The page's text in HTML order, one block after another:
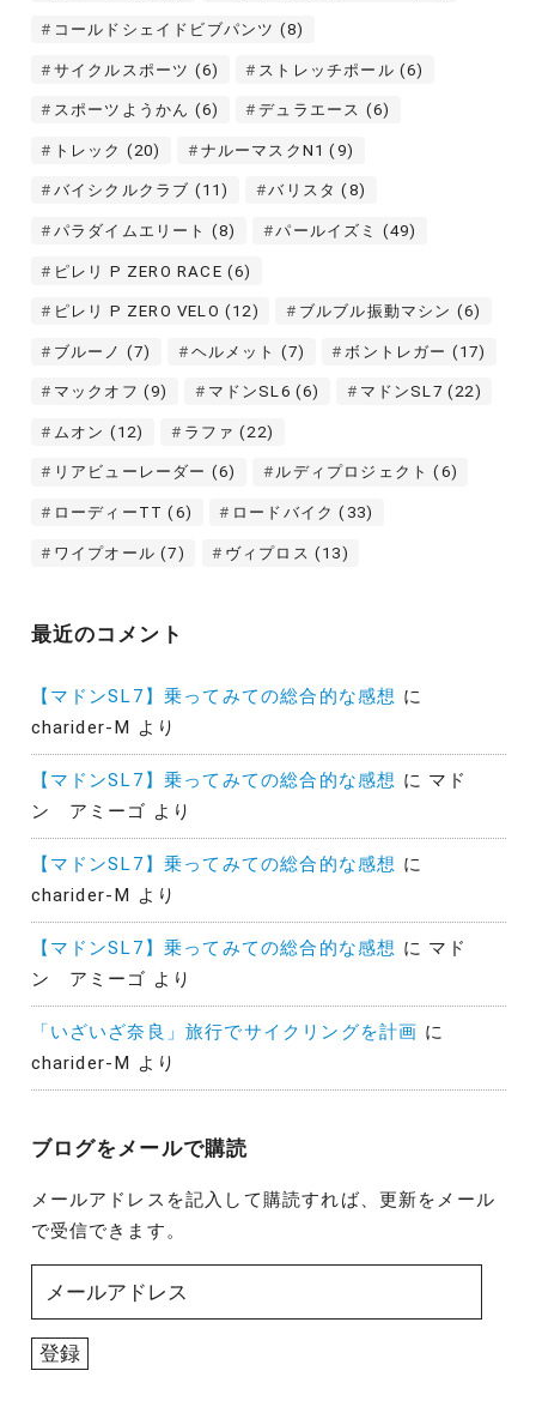
コールドシェイドビブパンツ (8)
サイクルスポーツ (6) ストレッチポール (6)
スポーツようかん (6) デュラエース (6)
トレック (20) ナルーマスクN1 (9)
バイシクルクラブ (11) バリスタ (8)
パラダイムエリート (8) パールイズミ (49)
ピレリ P ZERO RACE (6)
ピレリ P ZERO VELO (12) ブルブル振動マシン (6)
ブルーノ (7) ヘルメット (7) ボントレガー (17)
マックオフ (9) マドンSL6 (6) マドンSL7 (22)
ムオン (12) ラファ (22)
リアビューレーダー (6) ルディプロジェクト (6)
ローディーTT (6) ロードバイク (33)
ワイプオール (7) ヴィプロス (13)
最近のコメント
【マドンSL7】乗ってみての総合的な感想 に
charider-M より
【マドンSL7】乗ってみての総合的な感想 に マド
ン アミーゴ より
【マドンSL7】乗ってみての総合的な感想 に
charider-M より
【マドンSL7】乗ってみての総合的な感想 に マド
ン アミーゴ より
「いざいざ奈良」旅行でサイクリングを計画 に
charider-M より
ブログをメールで購読
メールアドレスを記入して購読すれば、更新をメール
で受信できます。
ル
ア
登録